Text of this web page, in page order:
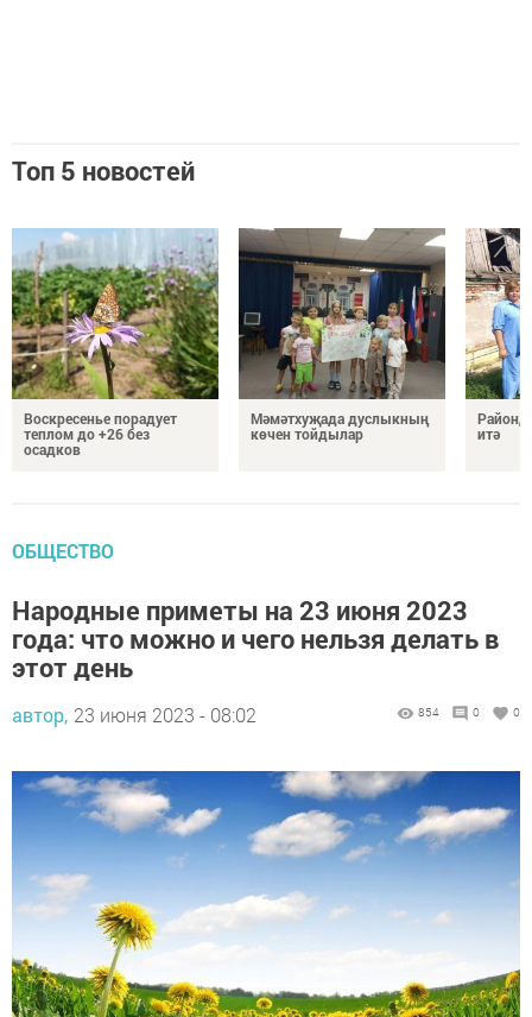
Топ 5 новостей
Воскресенье порадует
теплом до +26 без
осадков
Мәмәтхуҗада дуслыкның
көчен тойдылар
итә
ОБЩЕСТВО
Народные приметы на 23 июня 2023
года: что можно и чего нельзя делать в
этот день
автор, 23 июня 2023 - 08:02 854 0 0